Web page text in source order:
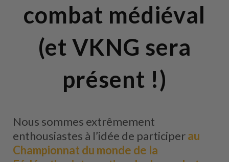
combat médiéval
(et VKNG sera
présent !)
Nous sommes extrêmement
enthousiastes à l’idée de participerau
Championnat du monde de la